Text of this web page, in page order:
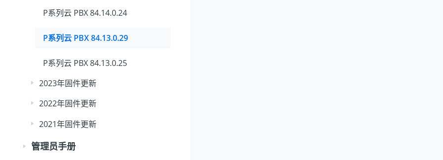
P系列云 PBX 84.14.0.24
P系列云 PBX 84.13.0.29
P系列云 PBX 84.13.0.25
2023年固件更新
2022年固件更新
2021年固件更新
管理员手册